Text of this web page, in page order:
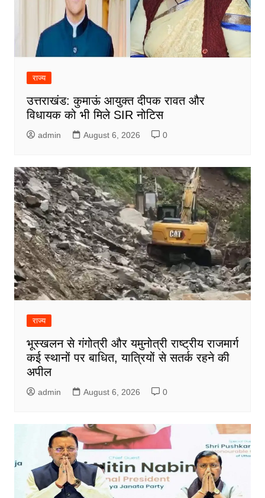
राज्य
उत्तराखंड: कुमाऊं आयुक्त दीपक रावत और
विधायक को भी मिले SIR नोटिस
admin August 6, 2026 0
राज्य
भूस्खलन से गंगोत्री और यमुनोत्री राष्ट्रीय राजमार्ग
कई स्थानों पर बाधित, यात्रियों से सतर्क रहने की
अपील
admin August 6, 2026 0